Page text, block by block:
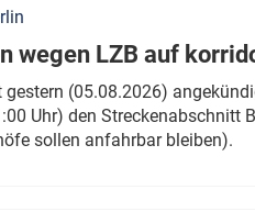
wegen LZB auf
gestern (05.08.2026)
Uhr) den Streckenabschnitt
sollen anfahrbar bleiben).